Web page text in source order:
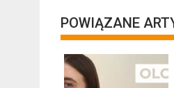
POWIĄZANE